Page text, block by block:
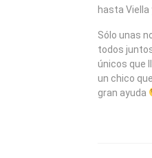
hasta Viella
Sólo unas
todos
únicos que
un chico
gran ayuda